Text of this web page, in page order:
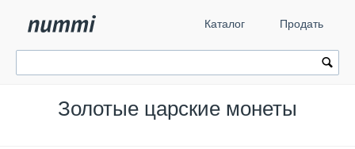
Каталог Продать
Золотые царские монеты